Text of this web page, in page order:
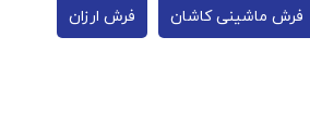
فرش ماشینی کاشان فرش ارزان